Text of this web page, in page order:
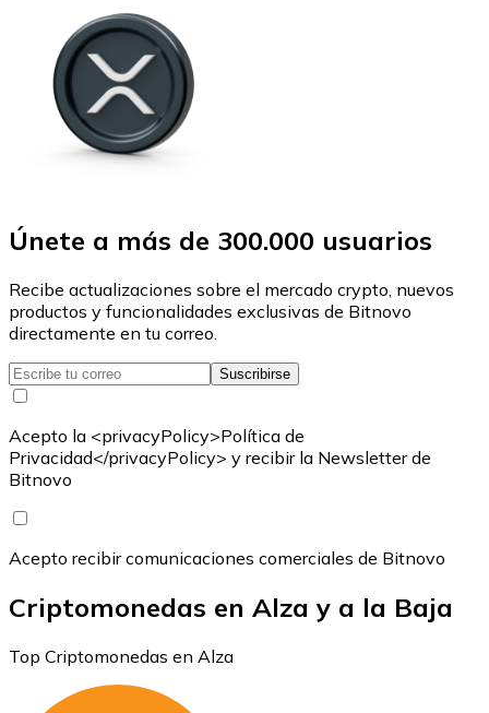
Únete a más de 300.000 usuarios
Recibe actualizaciones sobre el mercado crypto, nuevos
productos y funcionalidades exclusivas de Bitnovo
directamente en tu correo.
Suscribirse
Acepto la <privacyPolicy>Política de
Privacidad</privacyPolicy> y recibir la Newsletter de
Bitnovo
Acepto recibir comunicaciones comerciales de Bitnovo
Criptomonedas en Alza y a la Baja
Top Criptomonedas en Alza